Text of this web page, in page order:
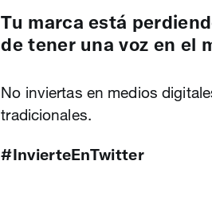
Tu marca está
de tener una voz en el
No inviertas en medios
tradicionales.
#InvierteEnTwitter